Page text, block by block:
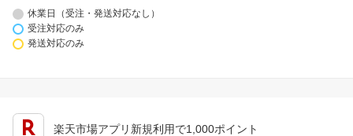
休業日（受注・発送対応なし）
受注対応のみ
発送対応のみ
楽天市場アプリ新規利用で1,000ポイント